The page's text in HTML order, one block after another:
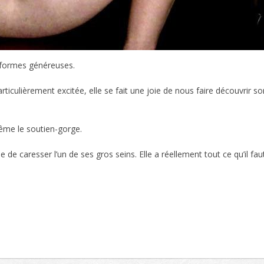
généreuses.
excitée, elle se fait une joie de nous faire découvrir
le soutien-gorge.
de caresser l’un de ses gros seins. Elle a réellement tout ce qu’il